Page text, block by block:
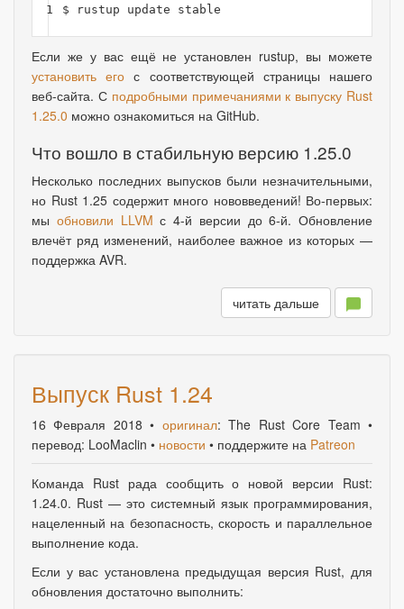
1
Если же у вас ещё не установлен rustup, вы можете
установить его с соответствующей страницы нашего
веб-сайта. С подробными примечаниями к выпуску Rust
1.25.0 можно ознакомиться на GitHub.
Что вошло в стабильную версию 1.25.0
Несколько последних выпусков были незначительными,
но Rust 1.25 содержит много нововведений! Во-первых:
мы обновили LLVM с 4-й версии до 6-й. Обновление
влечёт ряд изменений, наиболее важное из которых —
поддержка AVR.
читать дальше
Выпуск Rust 1.24
16 Февраля 2018• оригинал: The Rust Core Team •
перевод: LooMaclin • новости • поддержите на Patreon
Команда Rust рада сообщить о новой версии Rust:
1.24.0. Rust — это системный язык программирования,
нацеленный на безопасность, скорость и параллельное
выполнение кода.
Если у вас установлена предыдущая версия Rust, для
обновления достаточно выполнить: